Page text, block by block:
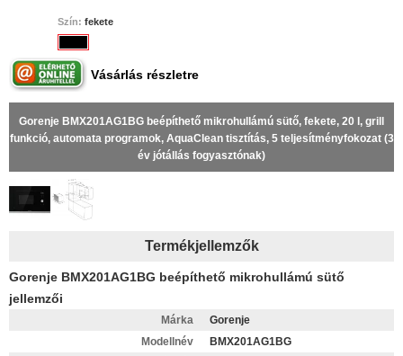
Szín: fekete
Vásárlás részletre
Gorenje BMX201AG1BG beépíthető mikrohullámú sütő, fekete, 20 l, grill
funkció, automata programok, AquaClean tisztítás, 5 teljesítményfokozat (3
év jótállás fogyasztónak)
Termékjellemzők
Gorenje BMX201AG1BG beépíthető mikrohullámú sütő
jellemzői
Márka
Gorenje
Modellnév
BMX201AG1BG